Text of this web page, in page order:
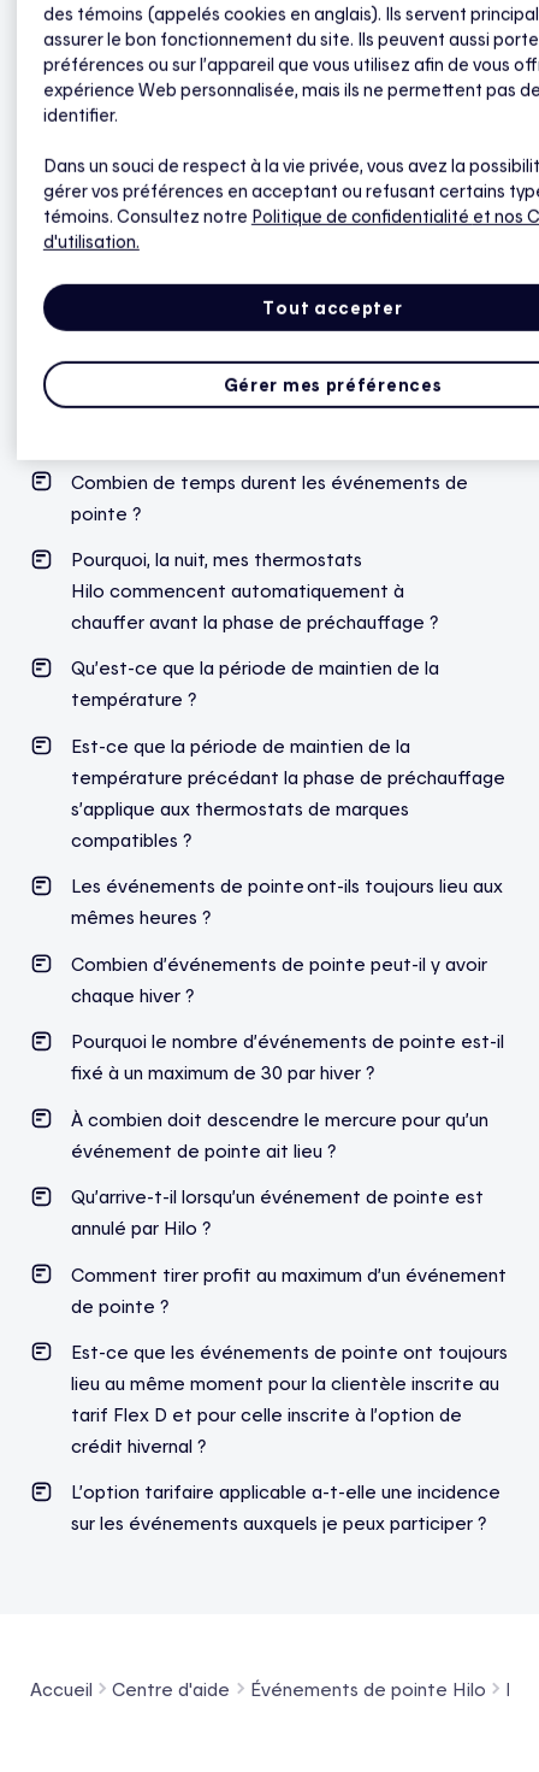
éviter ou reporter des coûts supplémentaires,
notamment ceux liés à :
des réseaux voisins ;
l’ajout d’équipements dans les centrales
existantes ;
produire plus d’électricité.
Combien de temps durent les événements de
pointe ?
Pourquoi, la nuit, mes thermostats
Hilo commencent automatiquement à
chauffer avant la phase de préchauffage ?
Qu’est-ce que la période de maintien de la
température ?
Est-ce que la période de maintien de la
température précédant la phase de préchauffage
s’applique aux thermostats de marques
compatibles ?
Les événements de pointe ont-ils toujours lieu aux
mêmes heures ?
Combien d’événements de pointe peut-il y avoir
chaque hiver ?
Pourquoi le nombre d’événements de pointe est-il
fixé à un maximum de 30 par hiver ?
À combien doit descendre le mercure pour qu’un
événement de pointe ait lieu ?
Qu’arrive-t-il lorsqu’un événement de pointe est
annulé par Hilo ?
Comment tirer profit au maximum d’un événement
de pointe ?
Est-ce que les événements de pointe ont toujours
lieu au même moment pour la clientèle inscrite au
tarif Flex D et pour celle inscrite à l’option de
crédit hivernal ?
L’option tarifaire applicable a-t-elle une incidence
sur les événements auxquels je peux participer ?
Accueil Centre d'aide Événements de pointe Hilo
des témoins (appelés cookies en anglais). Ils servent
assurer le bon fonctionnement du site. Ils peuvent aussi
préférences ou sur l’appareil que vous utilisez afin de vous
expérience Web personnalisée, mais ils ne permettent pas
identifier.
Dans un souci de respect à la vie privée, vous avez la
gérer vos préférences en acceptant ou refusant certains
témoins. Consultez notre Politique de confidentialité et nos
d'utilisation.
Tout accepter
Gérer mes préférences